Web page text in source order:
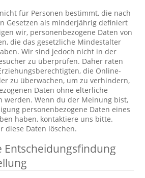
für Personen bestimmt, die nach
Gesetzen als minderjährig definiert
wir, personenbezogene Daten von
die das gesetzliche Mindestalter
Wir sind jedoch nicht in der
zu überprüfen. Daher raten
die Online-
zu überwachen, um zu verhindern,
Daten ohne elterliche
werden. Wenn du der Meinung bist,
personenbezogene Daten eines
haben, kontaktiere uns bitte.
diese Daten löschen.